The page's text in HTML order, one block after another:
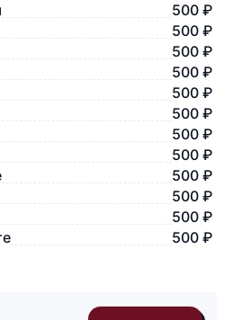
500 ₽
500 ₽
500 ₽
500 ₽
500 ₽
500 ₽
500 ₽
500 ₽
500 ₽
500 ₽
500 ₽
500 ₽